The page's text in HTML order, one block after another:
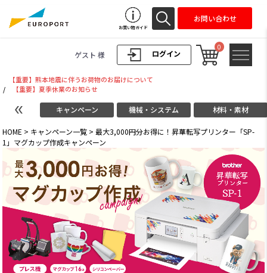
ログイン
ゲスト 様
0
お買い物ガイド
お問い合わせ
【重要】熊本地震に伴うお荷物のお届けについて
/
【重要】夏季休業のお知らせ
キャンペーン 機械・システム 材料・素材
HOME > キャンペーン一覧 >最大3,000円分お得に！昇華転写プリンター「SP-
1」マグカップ作成キャンペーン